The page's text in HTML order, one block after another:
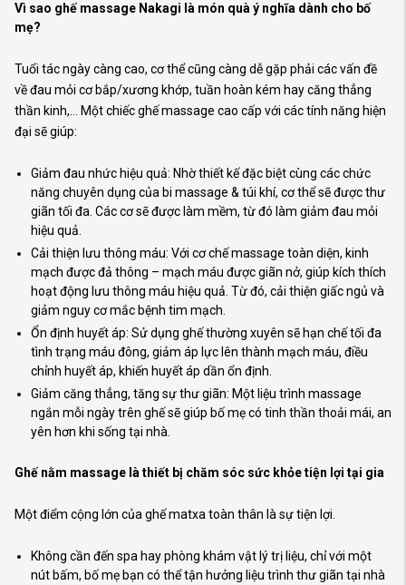
Vì sao ghế massage Nakagi là món quà ý nghĩa dành cho bố
mẹ?
Tuổi tác ngày càng cao, cơ thể cũng càng dễ gặp phải các vấn đề
về đau mỏi cơ bắp/xương khớp, tuần hoàn kém hay căng thẳng
thần kinh,… Một chiếc ghế massage cao cấp với các tính năng hiện
đại sẽ giúp:
Giảm đau nhức hiệu quả: Nhờ thiết kế đặc biệt cùng các chức
năng chuyên dụng của bi massage & túi khí, cơ thể sẽ được thư
giãn tối đa. Các cơ sẽ được làm mềm, từ đó làm giảm đau mỏi
hiệu quả.
Cải thiện lưu thông máu: Với cơ chế massage toàn diện, kinh
mạch được đả thông – mạch máu được giãn nở, giúp kích thích
hoạt động lưu thông máu hiệu quả. Từ đó, cải thiện giấc ngủ và
giảm nguy cơ mắc bệnh tim mạch.
Ổn định huyết áp: Sử dụng ghế thường xuyên sẽ hạn chế tối đa
tình trạng máu đông, giảm áp lực lên thành mạch máu, điều
chỉnh huyết áp, khiến huyết áp dần ổn định.
Giảm căng thẳng, tăng sự thư giãn: Một liệu trình massage
ngắn mỗi ngày trên ghế sẽ giúp bố mẹ có tinh thần thoải mái, an
yên hơn khi sống tại nhà.
Ghế nằm massage là thiết bị chăm sóc sức khỏe tiện lợi tại gia
Một điểm cộng lớn của ghế matxa toàn thân là sự tiện lợi.
Không cần đến spa hay phòng khám vật lý trị liệu, chỉ với một
nút bấm, bố mẹ bạn có thể tận hưởng liệu trình thư giãn tại nhà